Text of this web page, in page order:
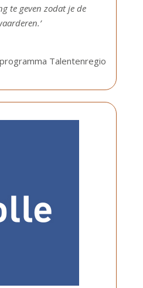
te geven zodat je de
Talentenregio